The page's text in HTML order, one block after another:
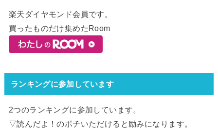
楽天ダイヤモンド会員です。
買ったものだけ集めたRoom
ランキングに参加しています
2つのランキングに参加しています。
▽読んだよ！のポチいただけると励みになります。